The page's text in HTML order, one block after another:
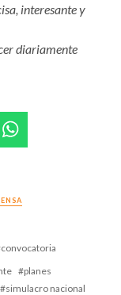
interesante y
diariamente
convocatoria
planes
simulacro nacional